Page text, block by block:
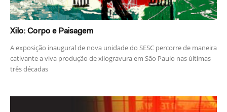
Xilo: Corpo e Paisagem
A exposição inaugural de nova unidade do SESC percorre de maneira
cativante a viva produção de xilogravura em São Paulo nas últimas
três décadas